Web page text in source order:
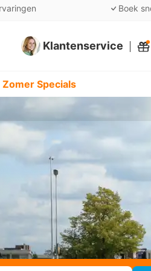
Boek
Klantenservice
Specials